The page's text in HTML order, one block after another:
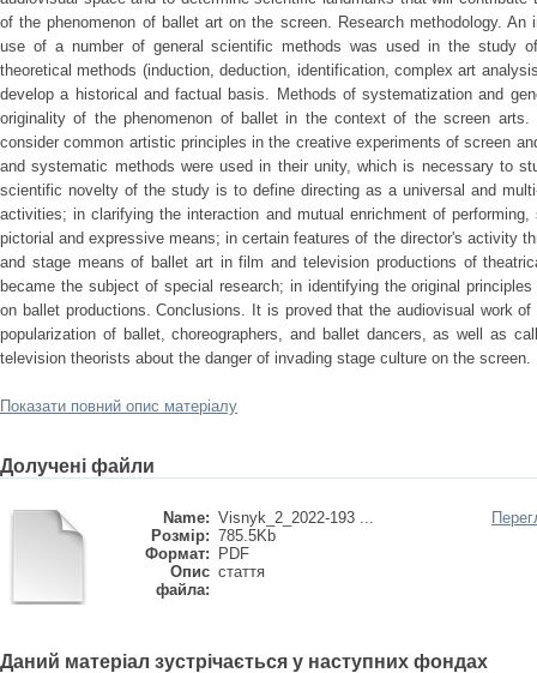
of the phenomenon of ballet art on the screen. Research methodology. An
use of a number of general scientific methods was used in the study
theoretical methods (induction, deduction, identification, complex art
develop a historical and factual basis. Methods of systematization and
originality of the phenomenon of ballet in the context of the screen
consider common artistic principles in the creative experiments of screen
and systematic methods were used in their unity, which is necessary to
scientific novelty of the study is to define directing as a universal and
activities; in clarifying the interaction and mutual enrichment of
pictorial and expressive means; in certain features of the director's activity
and stage means of ballet art in film and television productions of
became the subject of special research; in identifying the original
on ballet productions. Conclusions. It is proved that the audiovisual work
popularization of ballet, choreographers, and ballet dancers, as well as
television theorists about the danger of invading stage culture on the screen.
Показати повний опис матеріалу
Долучені файли
Name: Visnyk_2_2022-193 ...
Розмір: 785.5Kb
Формат:
PDF
Опис
файла:
стаття
Даний матеріал зустрічається у наступних фондах